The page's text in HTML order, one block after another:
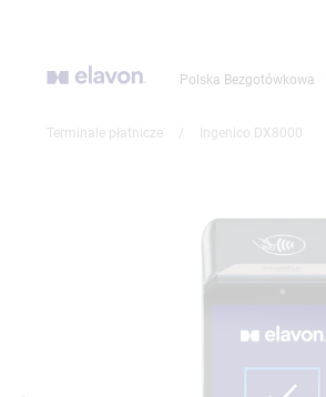
Polska Bezgotówkowa
Terminale płatnicze / Ingenico DX8000